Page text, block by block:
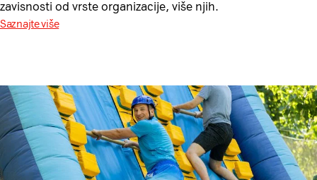
zavisnosti od vrste organizacije, više njih.
Saznajte više